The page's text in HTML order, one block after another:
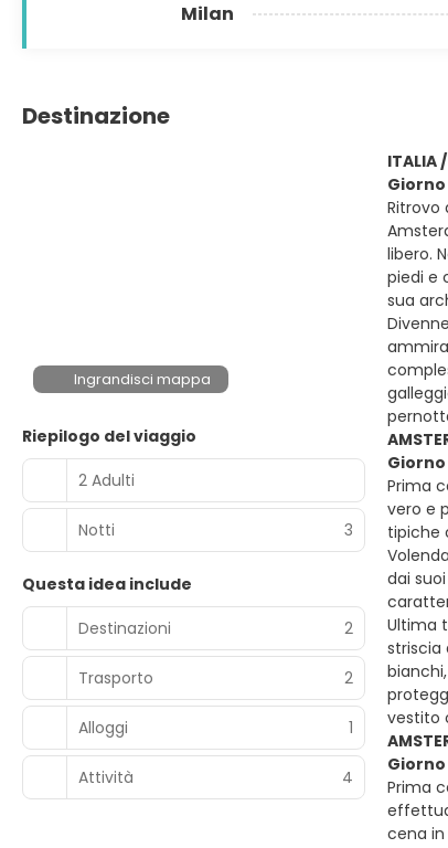
Milan
Destinazione
Ingrandisci mappa
Riepilogo del viaggio
2 Adulti
Notti 3
Questa idea include
Destinazioni
2
Trasporto 2
Alloggi 1
Attività 4
ITALIA
Ritrovo
libero.
piedi e
sua
Prima
vero e
tipiche
dai
Ultima
striscia
vestito
Prima
cena